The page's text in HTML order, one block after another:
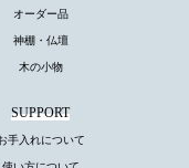
オーダー品
神棚・仏壇
木の小物
SUPPORT
手入れについて